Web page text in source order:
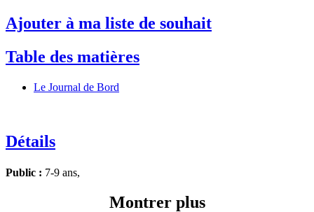
Ajouter à ma liste de souhait
Table des matières
Le Journal de Bord
Détails
Public : 7-9 ans,
Montrer plus